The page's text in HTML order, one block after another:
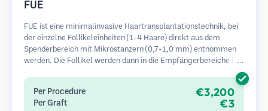
FUE
FUE ist eine minimalinvasive Haartransplantationstechnik, bei
der einzelne Follikeleinheiten (1-4 Haare) direkt aus dem
Spenderbereich mit Mikrostanzern (0,7-1,0 mm) entnommen
werden. Die Follikel werden dann in die Empfängerbereiche in
kaum sichtbare Narben und ermöglicht eine schnellere Heilung
im Vergleich zu Streifenentnahmemethoden.
Per Procedure €3,200
Per Graft €3